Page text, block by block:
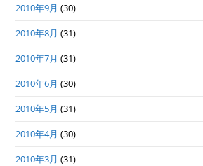
2010年9月 (30)
2010年8月 (31)
2010年7月 (31)
2010年6月 (30)
2010年5月 (31)
2010年4月 (30)
2010年3月 (31)